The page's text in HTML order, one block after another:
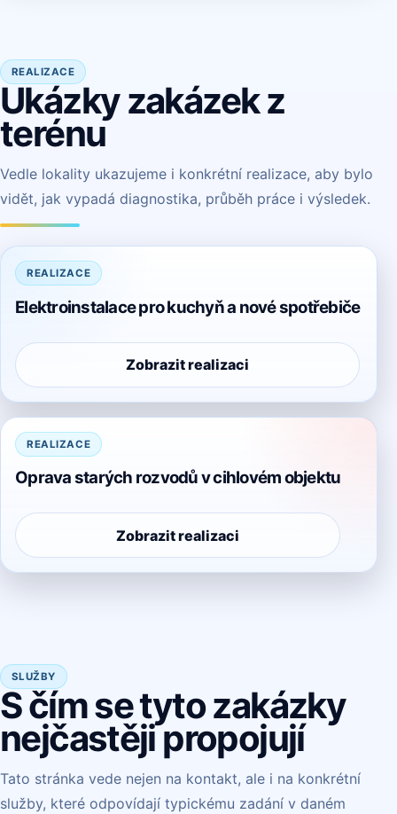
REALIZACE
Ukázky zakázek z
terénu
Vedle lokality ukazujeme i konkrétní realizace, aby bylo
vidět, jak vypadá diagnostika, průběh práce i výsledek.
REALIZACE
Elektroinstalace pro kuchyň a nové spotřebiče
Zobrazit realizaci
REALIZACE
Oprava starých rozvodů v cihlovém objektu
Zobrazit realizaci
SLUŽBY
S čím se tyto zakázky
nejčastěji propojují
Tato stránka vede nejen na kontakt, ale i na konkrétní
služby, které odpovídají typickému zadání v daném